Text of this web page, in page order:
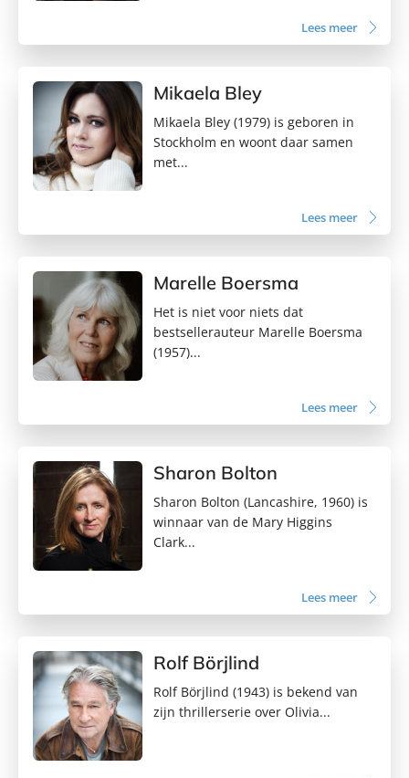
Lees meer
Mikaela Bley
Mikaela Bley (1979) is geboren in
Stockholm en woont daar samen
met...
Lees meer
Marelle Boersma
Het is niet voor niets dat
bestsellerauteur Marelle Boersma
(1957)...
Lees meer
Sharon Bolton
Sharon Bolton (Lancashire, 1960) is
winnaar van de Mary Higgins
Clark...
Lees meer
Rolf Börjlind
Rolf Börjlind (1943) is bekend van
zijn thrillerserie over Olivia...